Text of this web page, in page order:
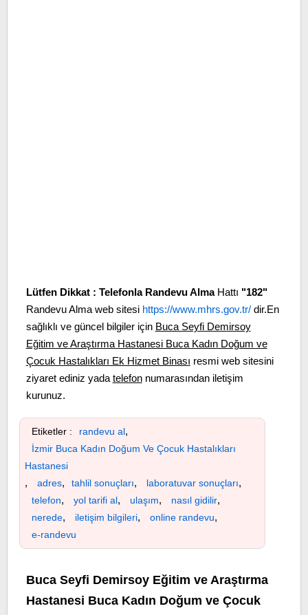
Lütfen Dikkat : Telefonla Randevu AlmaHattı "182"
Randevu Alma web sitesi https://www.mhrs.gov.tr/dir.En
sağlıklı ve güncel bilgiler için Buca Seyfi Demirsoy
Eğitim ve Araştırma Hastanesi Buca Kadın Doğum ve
Çocuk Hastalıkları Ek Hizmet Binası resmi web sitesini
ziyaret ediniz yada telefonnumarasından iletişim
kurunuz.
Etiketler : randevu al,
İzmir Buca Kadın Doğum Ve Çocuk Hastalıkları
Hastanesi
, adres, tahlil sonuçları, laboratuvar sonuçları,
telefon, yol tarifi al, ulaşım, nasıl gidilir,
nerede, iletişim bilgileri, online randevu,
e-randevu
Buca Seyfi Demirsoy Eğitim ve Araştırma
Hastanesi Buca Kadın Doğum ve Çocuk